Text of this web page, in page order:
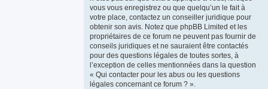
vous vous enregistrez ou que quelqu’un le fait à
votre place, contactez un conseiller juridique pour
obtenir son avis. Notez que phpBB Limited et les
propriétaires de ce forum ne peuvent pas fournir de
conseils juridiques et ne sauraient être contactés
pour des questions légales de toutes sortes, à
l’exception de celles mentionnées dans la question
« Qui contacter pour les abus ou les questions
légales concernant ce forum ? ».